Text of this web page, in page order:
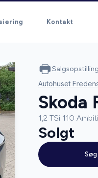
Kontakt
Salgsopstilling
Autohuset
Skoda
1,2 TSi 110
Solgt